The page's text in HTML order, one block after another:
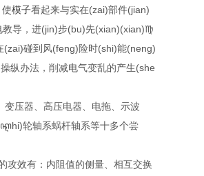
使模子看起来与实在(zai)部件(jian)
导，进(jin)步(bu)先(xian)(xian)♍
碰到风(feng)险时(shi)能(neng)
纵办法，削减电气变乱的产生(she
压器、高压电器、电拖、示波
轮轴系蜗杆轴系等十多个尝
攻效有：内阻值的侧量、相互交换